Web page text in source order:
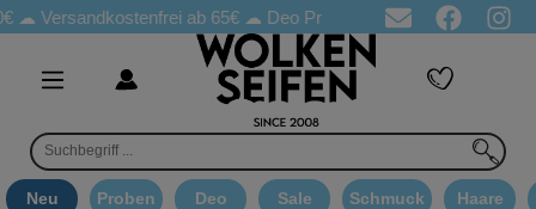
Versandkostenfrei ab 65€ ☁ Deo Proben in jeder Bestellung
Neu Proben Deo Sale Schmuck Haare